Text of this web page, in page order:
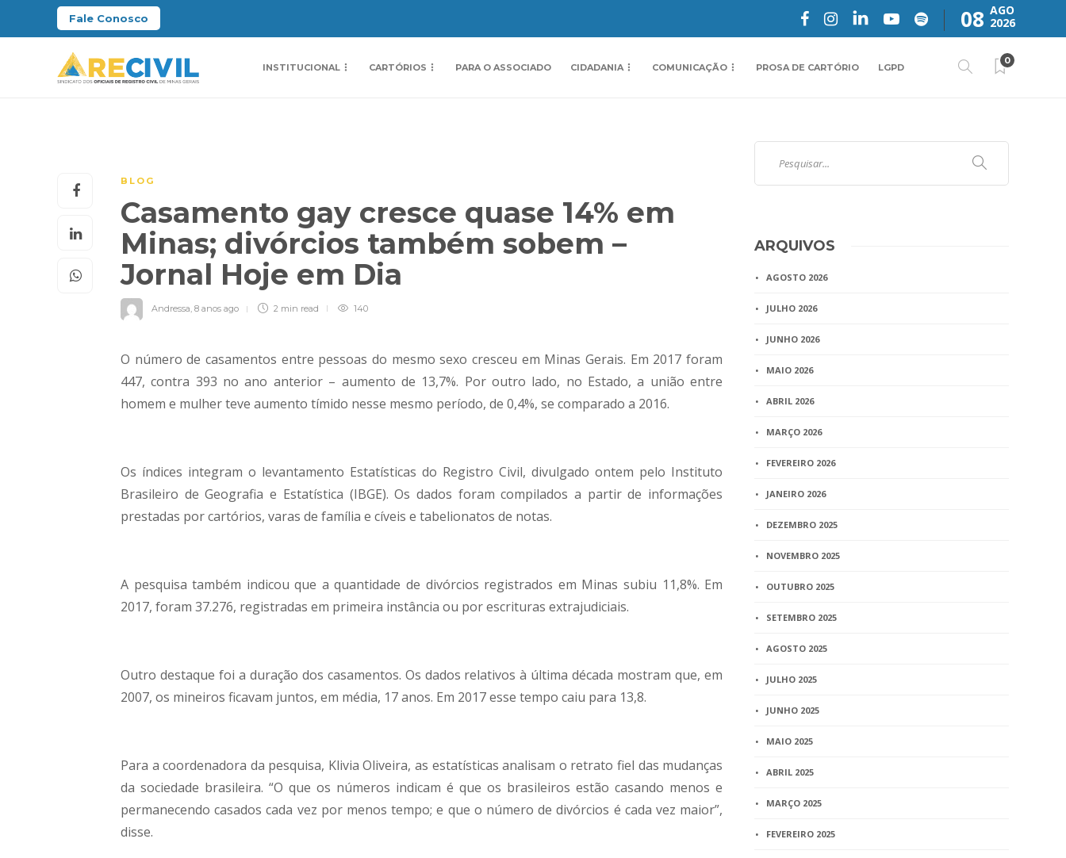
Fale Conosco 08 AGO
2026
INSTITUCIONAL CARTÓRIOS PARA O ASSOCIADO CIDADANIA COMUNICAÇÃO PROSA DE CARTÓRIO LGPD
0
BLOG
Casamento gay cresce quase 14% em
Minas; divórcios também sobem –
Jornal Hoje em Dia
Andressa, 8 anos ago 2 min read 140
O número de casamentos entre pessoas do mesmo sexo cresceu em Minas Gerais. Em 2017 foram
447, contra 393 no ano anterior – aumento de 13,7%. Por outro lado, no Estado, a união entre
homem e mulher teve aumento tímido nesse mesmo período, de 0,4%, se comparado a 2016.
Os índices integram o levantamento Estatísticas do Registro Civil, divulgado ontem pelo Instituto
Brasileiro de Geografia e Estatística (IBGE). Os dados foram compilados a partir de informações
prestadas por cartórios, varas de família e cíveis e tabelionatos de notas.
A pesquisa também indicou que a quantidade de divórcios registrados em Minas subiu 11,8%. Em
2017, foram 37.276, registradas em primeira instância ou por escrituras extrajudiciais.
Outro destaque foi a duração dos casamentos. Os dados relativos à última década mostram que, em
2007, os mineiros ficavam juntos, em média, 17 anos. Em 2017 esse tempo caiu para 13,8.
Para a coordenadora da pesquisa, Klivia Oliveira, as estatísticas analisam o retrato fiel das mudanças
da sociedade brasileira. “O que os números indicam é que os brasileiros estão casando menos e
permanecendo casados cada vez por menos tempo; e que o número de divórcios é cada vez maior”,
disse.
ARQUIVOS
AGOSTO 2026
JULHO 2026
JUNHO 2026
MAIO 2026
ABRIL 2026
MARÇO 2026
FEVEREIRO 2026
JANEIRO 2026
DEZEMBRO 2025
NOVEMBRO 2025
OUTUBRO 2025
SETEMBRO 2025
AGOSTO 2025
JULHO 2025
JUNHO 2025
MAIO 2025
ABRIL 2025
MARÇO 2025
FEVEREIRO 2025